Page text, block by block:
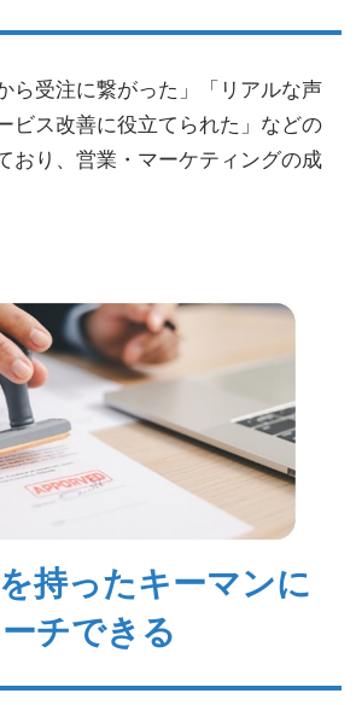
ら受注に繋がった」「リアルな声
ビス改善に役立てられた」などの
おり、営業・マーケティングの成
持ったキーマンに
チできる